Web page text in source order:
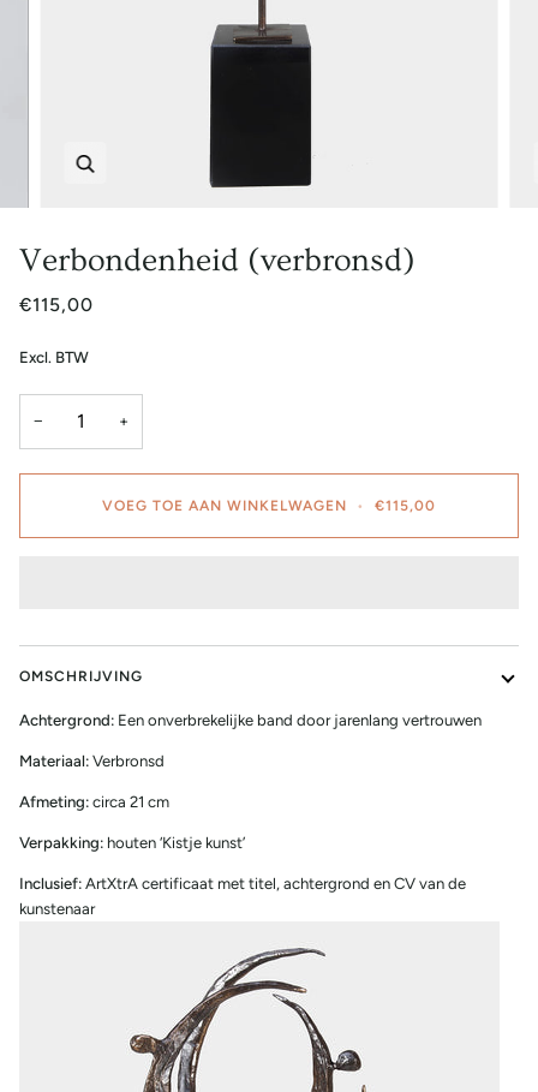
Verbondenheid (verbronsd)
€115,00
Excl. BTW
− +
VOEG TOE AAN WINKELWAGEN • €115,00
OMSCHRIJVING
Achtergrond: Een onverbrekelijke band door jarenlang vertrouwen
Materiaal: Verbronsd
Afmeting: circa 21 cm
Verpakking: houten ‘Kistje kunst’
Inclusief: ArtXtrA certificaat met titel, achtergrond en CV van de
kunstenaar